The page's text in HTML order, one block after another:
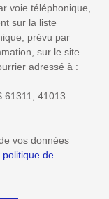
voie téléphonique,
sur la liste
prévu par
sur le site
adressé à :
61311, 41013
vos données
politique de